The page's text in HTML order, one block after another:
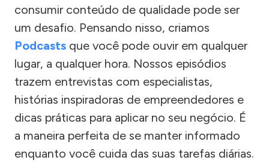
consumir conteúdo de qualidade pode ser
um desafio. Pensando nisso, criamos
Podcasts que você pode ouvir em qualquer
lugar, a qualquer hora. Nossos episódios
trazem entrevistas com especialistas,
histórias inspiradoras de empreendedores e
dicas práticas para aplicar no seu negócio. É
a maneira perfeita de se manter informado
enquanto você cuida das suas tarefas diárias.